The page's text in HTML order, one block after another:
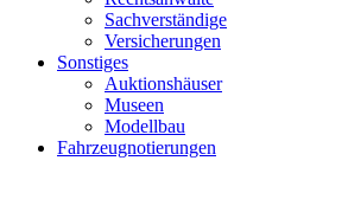
Sachverständige
Versicherungen
Sonstiges
Auktionshäuser
Museen
Modellbau
Fahrzeugnotierungen